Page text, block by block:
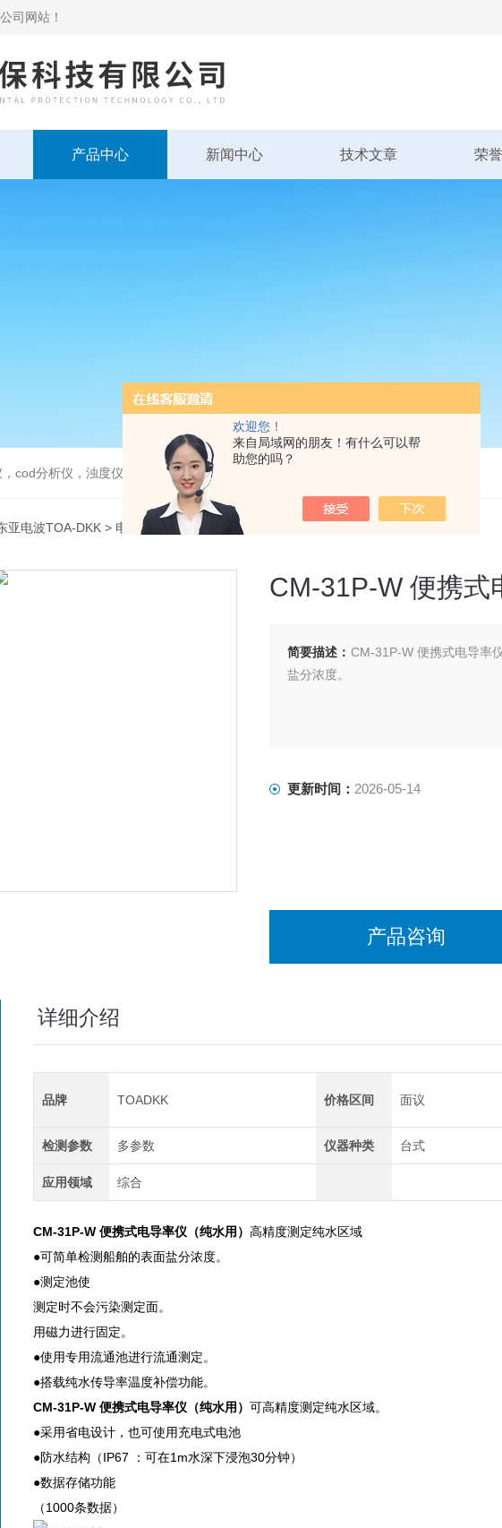
欢迎您！
来自局域网的朋友！有什么可以帮
助您的吗？
司网站！
产品中心 新闻中心 技术文章 荣
cod分析仪，浊度仪，bod分析仪，溶解氧分析仪
亚电波TOA-DKK > 电导率仪 > CM-31P-W 便携式电导率仪（纯水用）
CM-31P-W 便携式
简要描述： CM-31P-W 便携式电导率
盐分浓度。
更新时间： 2026-05-14
产品咨询
详细介绍
品牌 TOADKK 价格区间 面议
检测参数 多参数 仪器种类 台式
应用领域 综合
CM-31P-W 便携式电导率仪（纯水用） 高精度测定纯水区域
●可简单检测船舶的表面盐分浓度。
●测定池使
测定时不会污染测定面。
用磁力进行固定。
●使用专用流通池进行流通测定。
●搭载纯水传导率温度补偿功能。
CM-31P-W 便携式电导率仪（纯水用） 可高精度测定纯水区域。
●采用省电设计，也可使用充电式电池
●防水结构（IP67 ：可在1m水深下浸泡30分钟）
●数据存储功能
（1000条数据）